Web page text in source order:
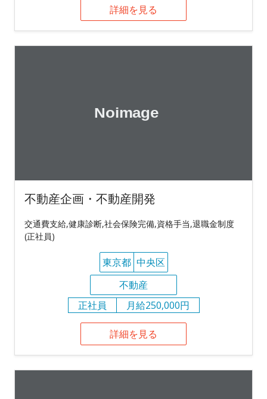
詳細を見る
不動産企画・不動産開発
交通費支給,健康診断,社会保険完備,資格手当,退職金制度
(正社員)
東京都 中央区
不動産
正社員
月給250,000円
詳細を見る